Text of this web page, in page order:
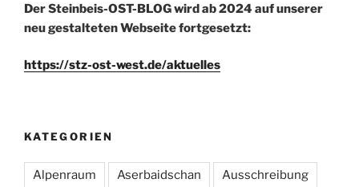
Der Steinbeis-OST-BLOG wird ab 2024 auf unserer
neu gestalteten Webseite fortgesetzt:
https://stz-ost-west.de/aktuelles
KATEGORIEN
Alpenraum Aserbaidschan Ausschreibung